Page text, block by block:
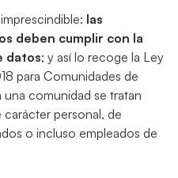
las
deben cumplir con la
datos; y así lo recoge la Ley
para Comunidades de
comunidad se tratan
personal, de
o incluso empleados de